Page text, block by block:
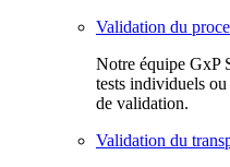
Validation du
Notre équipe GxP
tests individuels
de validation.
Validation du